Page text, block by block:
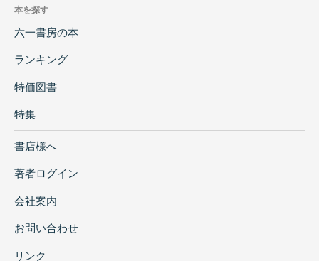
本を探す
六一書房の本
ランキング
特価図書
特集
書店様へ
著者ログイン
会社案内
お問い合わせ
リンク